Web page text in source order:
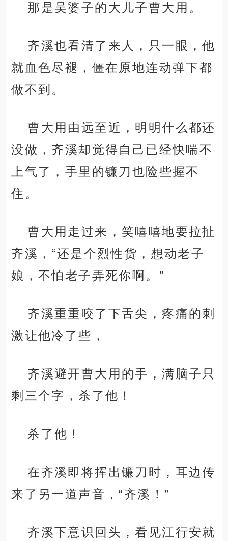
那是吴婆子的大儿子曹大用。
齐溪也看清了来人，只一眼，他
就血色尽褪，僵在原地连动弹下都
做不到。
曹大用由远至近，明明什么都还
没做，齐溪却觉得自己已经快喘不
上气了，手里的镰刀也险些握不
住。
曹大用走过来，笑嘻嘻地要拉扯
齐溪，“还是个烈性货，想动老子
娘，不怕老子弄死你啊。”
齐溪重重咬了下舌尖，疼痛的刺
激让他冷了些，
齐溪避开曹大用的手，满脑子只
剩三个字，杀了他！
杀了他！
在齐溪即将挥出镰刀时，耳边传
来了另一道声音，“齐溪！”
齐溪下意识回头，看见江行安就